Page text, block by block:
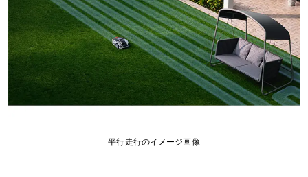
平行走行のイメージ画像